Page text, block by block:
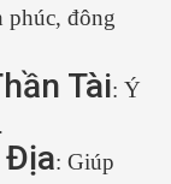
phúc, đông
Tài: Ý
Địa: Giúp